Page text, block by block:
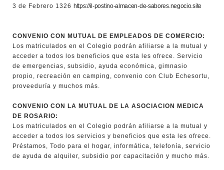
3 de Febrero 1326 https://il-postino-almacen-de-sabores.negocio.site
CONVENIO CON MUTUAL DE EMPLEADOS DE COMERCIO:
Los matriculados en el Colegio podrán afiliarse a la mutual y
acceder a todos los beneficios que esta les ofrece. Servicio
de emergencias, subsidio, ayuda económica, gimnasio
propio, recreación en camping, convenio con Club Echesortu,
proveeduría y muchos más.
CONVENIO CON LA MUTUAL DE LA ASOCIACION MEDICA
DE ROSARIO:
Los matriculados en el Colegio podrán afiliarse a la mutual y
acceder a todos los servicios y beneficios que esta les ofrece.
Préstamos, Todo para el hogar, informática, telefonía, servicio
de ayuda de alquiler, subsidio por capacitación y mucho más.